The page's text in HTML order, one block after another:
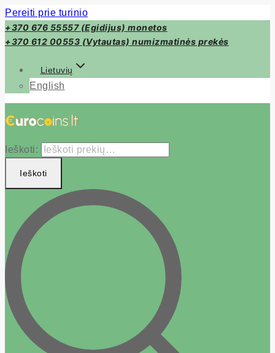
Pereiti prie turinio
+370 676 55557 (Egidijus) monetos
+370 612 00553 (Vytautas) numizmatinės prekės
Lietuvių
English
Ieškoti:
Ieškoti